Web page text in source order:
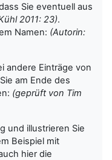
Sie eventuell aus
2011: 23).
Namen: (Autorin:
andere Einträge von
am Ende des
(geprüft von Tim
und illustrieren Sie
Beispiel mit
hier die